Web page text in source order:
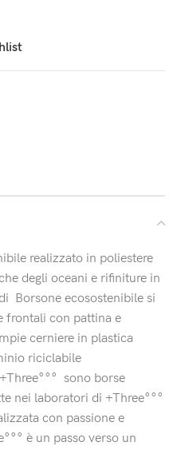
realizzato in poliestere
degli oceani e rifiniture in
Borsone ecosostenibile si
frontali con pattina e
cerniere in plastica
riciclabile
sono borse
nei laboratori di +Three°°°
con passione e
è un passo verso un